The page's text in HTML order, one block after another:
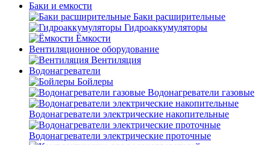
Баки и емкости
Баки расширительные
Гидроаккумуляторы
Ёмкости
Вентиляционное оборудование
Вентиляция
Водонагреватели
Бойлеры
Водонагреватели газовые
Водонагреватели электрические накопительные
Водонагреватели электрические проточные